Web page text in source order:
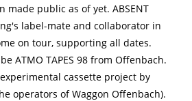
made public as of yet. ABSENT
label-mate and collaborator in
on tour, supporting all dates.
ATMO TAPES 98 from Offenbach.
experimental cassette project by
operators of Waggon Offenbach).